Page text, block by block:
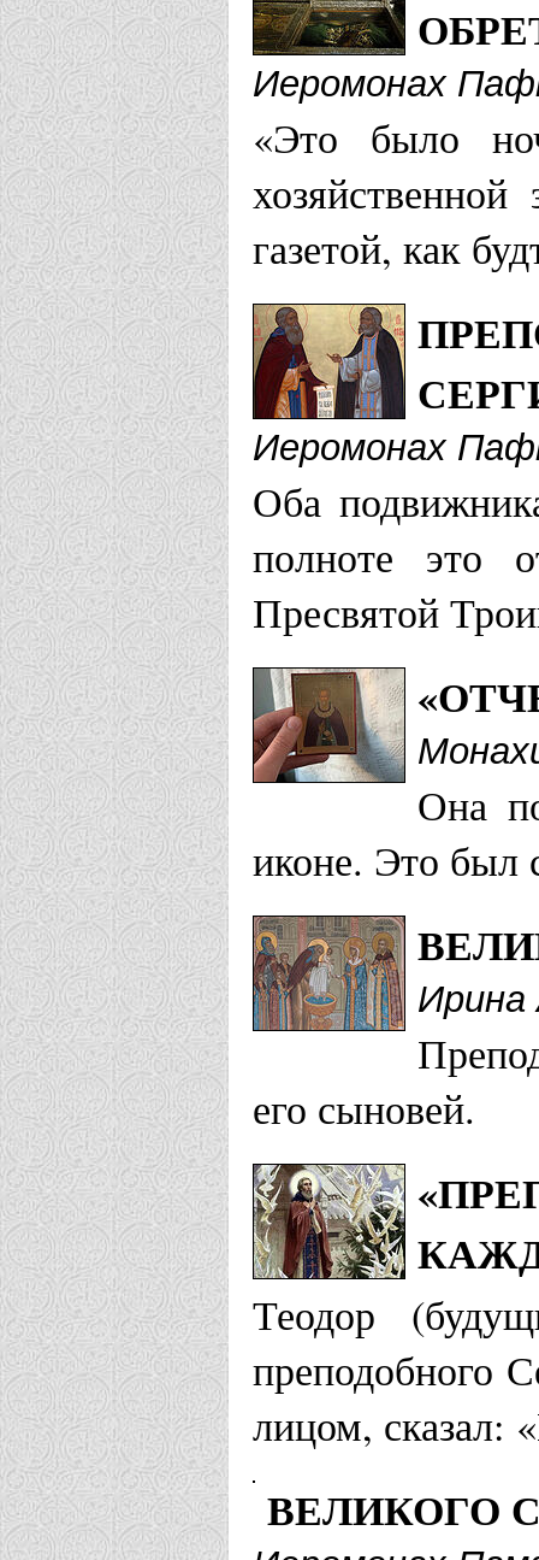
Храм прп.
Барышская
Храм прп.
Бежецкая
Храм
Храм
Храм прп.
Храм
Храм прп.
Храм
Белевская
Храм
Свято-
Берлинская
Храм прп.
Берлинско-
Храм
Храм
Храм прп.
Иеромонах
«Это было
газетой, как
Иеромонах
Оба
полноте это
Пресвятой
Она
иконе. Это был
Ирина
его сыновей.
Теодор
преподобного
лицом, сказал:
ВЕЛИКОГО